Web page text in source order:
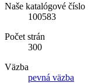
Naše katalógové číslo
100583
Počet strán
300
Väzba
pevná väzba